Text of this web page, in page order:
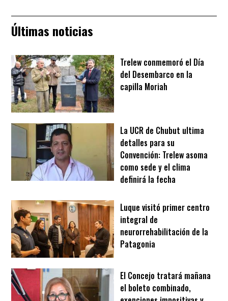
Últimas noticias
Trelew conmemoró el Día
del Desembarco en la
capilla Moriah
La UCR de Chubut ultima
detalles para su
Convención: Trelew asoma
como sede y el clima
definirá la fecha
Luque visitó primer centro
integral de
neurorrehabilitación de la
Patagonia
El Concejo tratará mañana
el boleto combinado,